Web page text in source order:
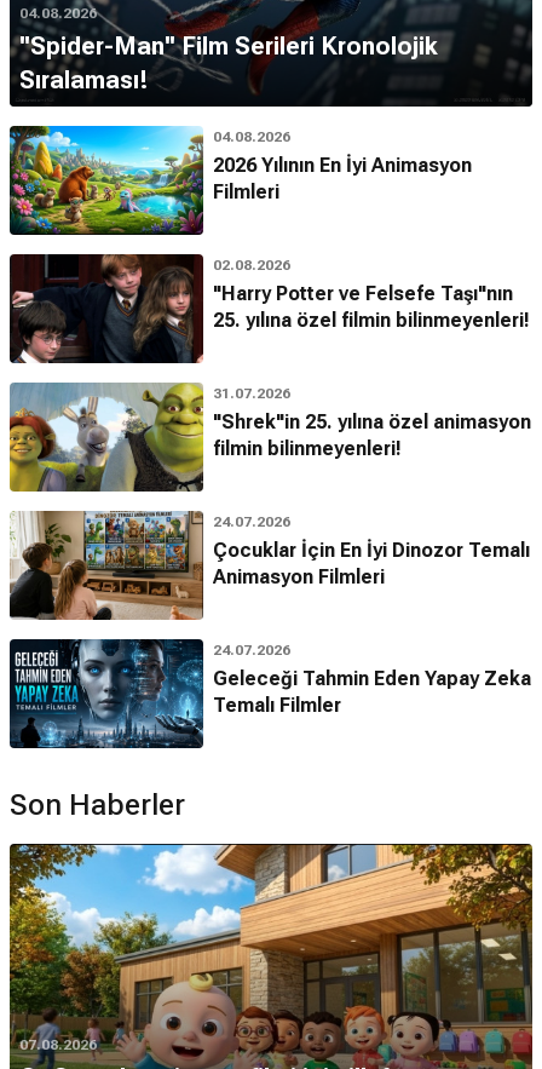
04.08.2026
''Spider-Man'' Film Serileri Kronolojik
Sıralaması!
04.08.2026
2026 Yılının En İyi Animasyon
Filmleri
02.08.2026
"Harry Potter ve Felsefe Taşı"nın
25. yılına özel filmin bilinmeyenleri!
31.07.2026
"Shrek"in 25. yılına özel animasyon
filmin bilinmeyenleri!
24.07.2026
Çocuklar İçin En İyi Dinozor Temalı
Animasyon Filmleri
24.07.2026
Geleceği Tahmin Eden Yapay Zeka
Temalı Filmler
Son Haberler
07.08.2026